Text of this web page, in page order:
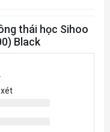
thái học Sihoo
Black